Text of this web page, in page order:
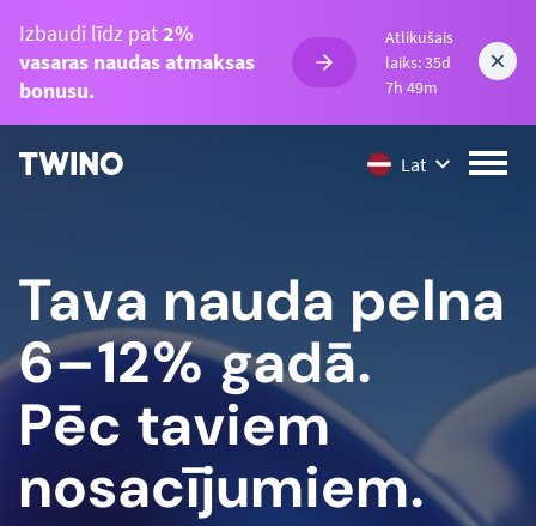
Izbaudi līdz pat2%
vasaras naudas atmaksas
bonusu.
Atlikušais
laiks: 35d
7h 49m
Lat
Tava nauda pelna
6–12% gadā.
Pēc taviem
nosacījumiem.